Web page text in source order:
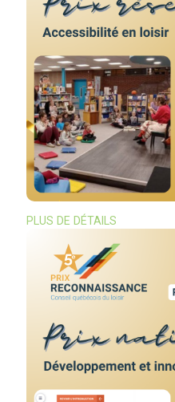
PLUS DE DÉTAILS